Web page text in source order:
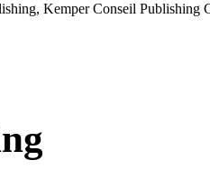
Kemper Conseil Publishing